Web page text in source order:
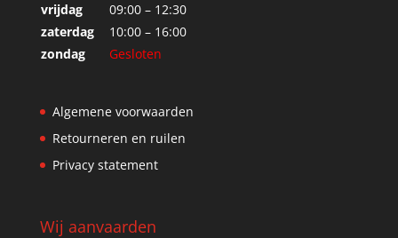
vrijdag
09:00 – 12:30
zaterdag
10:00 – 16:00
zondag
Gesloten
Algemene voorwaarden
Retourneren en ruilen
Privacy statement
Wij aanvaarden